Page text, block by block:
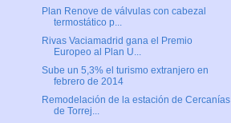
Plan Renove de válvulas con cabezal
termostático p...
Rivas Vaciamadrid gana el Premio
Europeo al Plan U...
Sube un 5,3% el turismo extranjero en
febrero de 2014
Remodelación de la estación de Cercanías
de Torrej...